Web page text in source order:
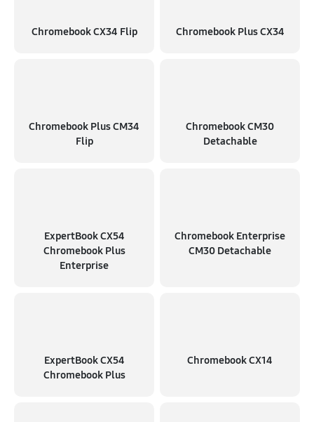
Chromebook CX34 Flip Chromebook Plus CX34
Chromebook Plus CM34
Flip
Chromebook CM30
Detachable
ExpertBook CX54
Chromebook Plus
Enterprise
Chromebook Enterprise
CM30 Detachable
ExpertBook CX54
Chromebook Plus
Chromebook CX14